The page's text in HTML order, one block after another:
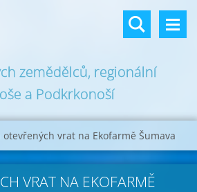
zemědělců, regionální
a Podkrkonoší
otevřených vrat na Ekofarmě Šumava
VRAT NA EKOFARMĚ